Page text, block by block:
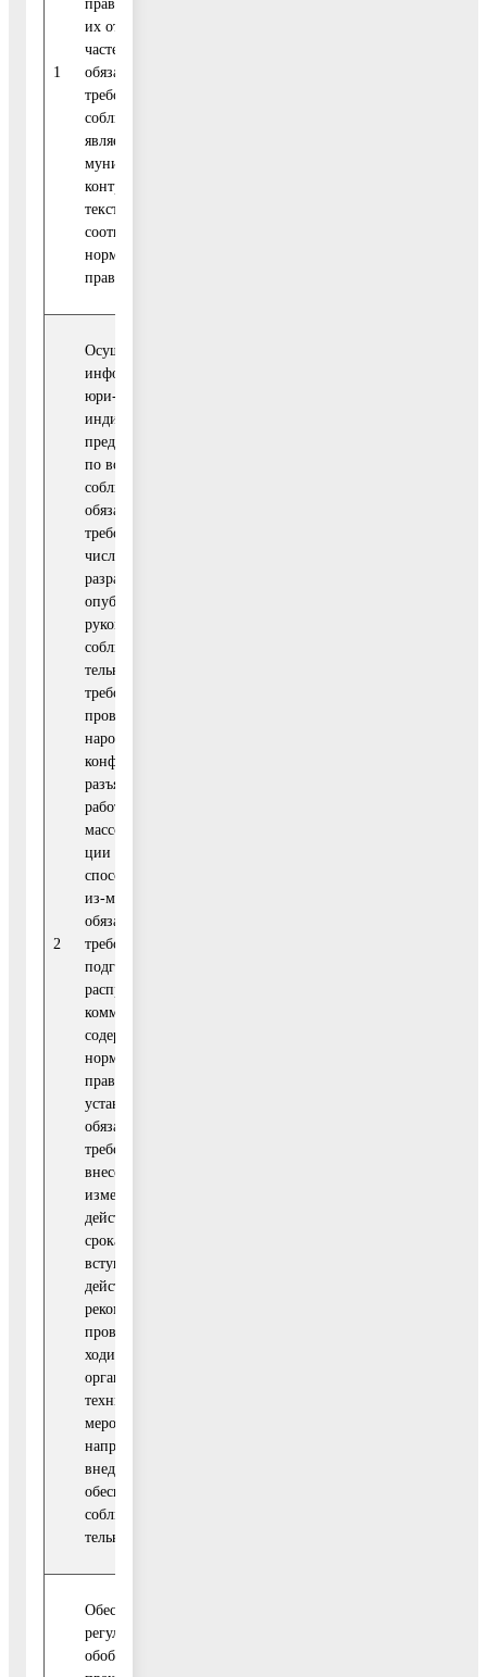
1
их отдельных
частей, содержащих
обяза-тельные
требования, оценка
соблюдения которых
является предметом
муници-пального
контроля, а также
текстов,
соответствующих
нормативных
право-вых актов
2
Осуществление
информирования
юри-дических лиц,
индивидуальных
пред-принимателей
по вопросам
соблюдения
обязательных
требований, в том
числе посредством
разработки и
опубликова-ния
руководств по
соблюдению обяза-
тельных
требований,
проведения семи-
наров и
конференций,
разъяснительной
работы в средствах
массовой информа-
ции и иными
способами. В случае
из-менения
обязательных
требований –
подготовка и
распространение
коммен-тариев о
содержании новых
норматив-ных
правовых актов,
устанавливающих
обязательные
требования,
внесенных
изменениях в
действующие акты,
сроках и порядке
вступления их в
действие, а также
рекомендаций о
проведении необ-
ходимых
организационных,
технических
мероприятий,
направленных на
внедре-ние и
обеспечение
соблюдения обяза-
тельных требований
Обеспечение
регулярного
обобщения